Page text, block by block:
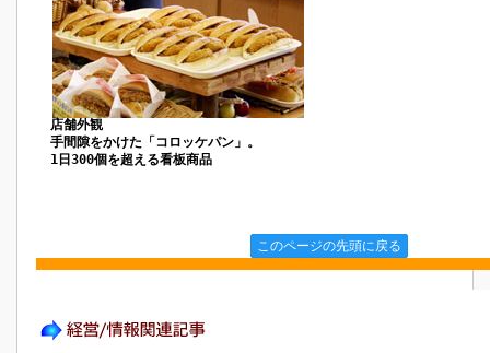
店舗外観
手間隙をかけた「コロッケパン」。
1日300個を超える看板商品
このページの先頭に戻る